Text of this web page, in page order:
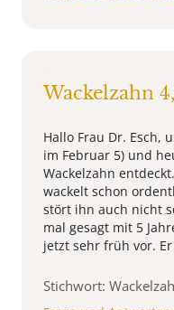
Wackelzahn
Hallo Frau Dr. Esch,
im Februar 5) und
Wackelzahn
wackelt schon
stört ihn auch nicht
mal gesagt mit 5
jetzt sehr früh vor.
Stichwort: